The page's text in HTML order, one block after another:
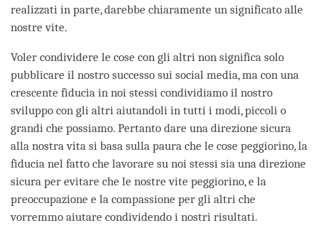
realizzati in parte, darebbe chiaramente un significato alle
nostre vite.
Voler condividere le cose con gli altri non significa solo
pubblicare il nostro successo sui social media, ma con una
crescente fiducia in noi stessi condividiamo il nostro
sviluppo con gli altri aiutandoli in tutti i modi, piccoli o
grandi che possiamo. Pertanto dare una direzione sicura
alla nostra vita si basa sulla paura che le cose peggiorino, la
fiducia nel fatto che lavorare su noi stessi sia una direzione
sicura per evitare che le nostre vite peggiorino, e la
preoccupazione e la compassione per gli altri che
vorremmo aiutare condividendo i nostri risultati.